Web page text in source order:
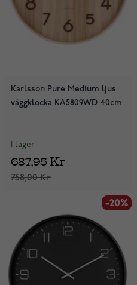
Karlsson Pure Medium ljus
väggklocka KA5809WD 40cm
I lager
758,00 Kr
687,95 Kr
-20%
-20%